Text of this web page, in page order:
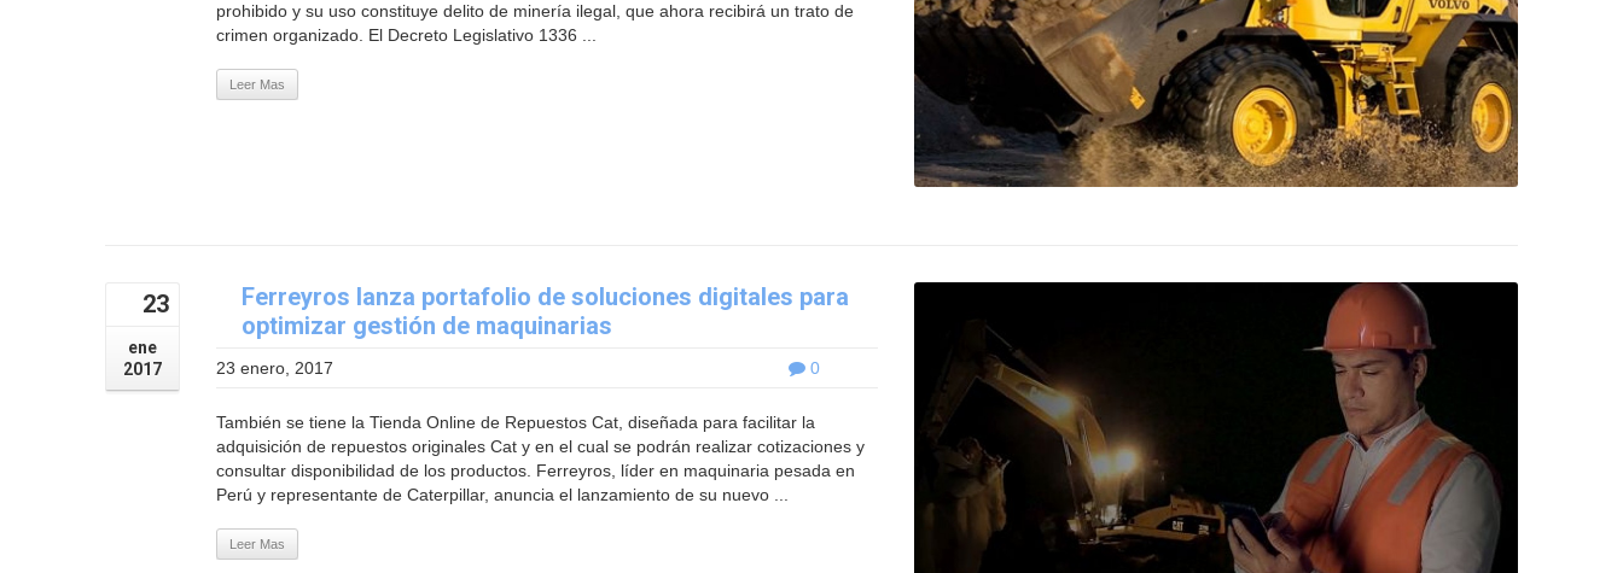
prohibido y su uso constituye delito de minería ilegal, que ahora recibirá un trato de
crimen organizado. El Decreto Legislativo 1336 ...
Leer Mas
23
ene
2017
Ferreyros lanza portafolio de soluciones digitales para
optimizar gestión de maquinarias
0
23 enero, 2017
También se tiene la Tienda Online de Repuestos Cat, diseñada para facilitar la
adquisición de repuestos originales Cat y en el cual se podrán realizar cotizaciones y
consultar disponibilidad de los productos. Ferreyros, líder en maquinaria pesada en
Perú y representante de Caterpillar, anuncia el lanzamiento de su nuevo ...
Leer Mas